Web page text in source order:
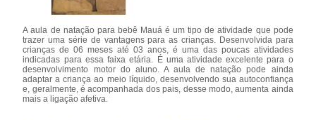
A aula de natação para bebê Mauá é um tipo de atividade que pode
trazer uma série de vantagens para as crianças. Desenvolvida para
crianças de 06 meses até 03 anos, é uma das poucas atividades
indicadas para essa faixa etária. É uma atividade excelente para o
desenvolvimento motor do aluno. A aula de natação pode ainda
adaptar a criança ao meio líquido, desenvolvendo sua autoconfiança
e, geralmente, é acompanhada dos pais, desse modo, aumenta ainda
mais a ligação afetiva.